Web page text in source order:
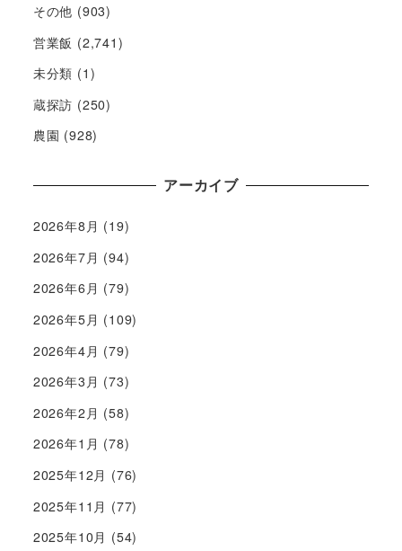
その他 (903)
営業飯 (2,741)
未分類 (1)
蔵探訪 (250)
農園 (928)
アーカイブ
2026年8月 (19)
2026年7月 (94)
2026年6月 (79)
2026年5月 (109)
2026年4月 (79)
2026年3月 (73)
2026年2月 (58)
2026年1月 (78)
2025年12月 (76)
2025年11月 (77)
2025年10月 (54)